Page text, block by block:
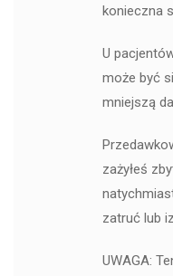
konieczna
U
może być
mniejszą
zażyłeś
zatruć lub
UWAGA: